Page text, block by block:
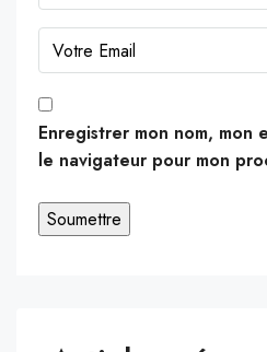
Enregistrer mon nom, mon
le navigateur pour mon